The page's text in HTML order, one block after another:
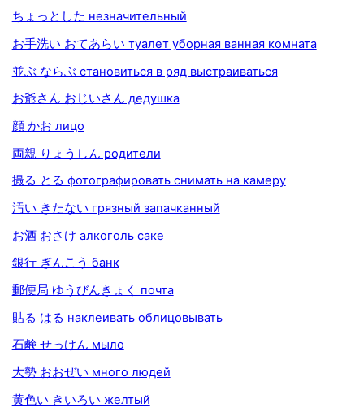
ちょっとした незначительный
お手洗い おてあらい туалет уборная ванная комната
並ぶ ならぶ становиться в ряд выстраиваться
お爺さん おじいさん дедушка
顔 かお лицо
両親 りょうしん родители
撮る とる фотографировать снимать на камеру
汚い きたない грязный запачканный
お酒 おさけ алкоголь саке
銀行 ぎんこう банк
郵便局 ゆうびんきょく почта
貼る はる наклеивать облицовывать
石鹸 せっけん мыло
大勢 おおぜい много людей
黄色い きいろい желтый